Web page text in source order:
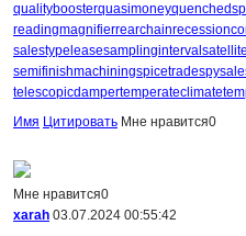
qualityboosterquasimoney
readingmagnifierrearchain
salestypeleasesamplinginterval
semifinishmachiningspicetradespysale
telescopicdampertemperateclimate
Имя Цитировать Мне нравится0
Мне нравится0
xarah 03.07.2024 00:55:42